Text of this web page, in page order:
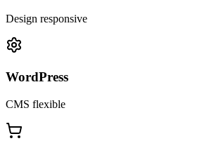
Design responsive
WordPress
CMS flexible